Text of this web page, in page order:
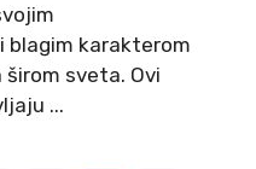
karakterom
sveta. Ovi
...